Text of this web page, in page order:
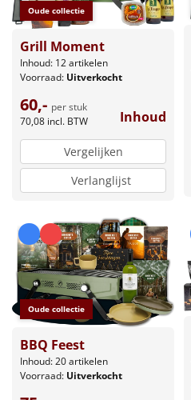
Oude collectie
Grill Moment
Inhoud: 12 artikelen
Voorraad: Uitverkocht
60,- per stuk
70,08 incl. BTW Inhoud
Vergelijken
Verlanglijst
Oude collectie
BBQ Feest
Inhoud: 20 artikelen
Voorraad: Uitverkocht